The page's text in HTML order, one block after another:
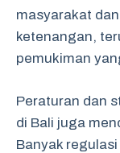
masyarakat
ketenangan,
pemukiman
Peraturan dan
di Bali juga
Banyak